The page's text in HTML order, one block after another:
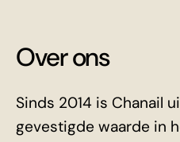
Over ons
Sinds 2014 is Chanail
gevestigde waarde in